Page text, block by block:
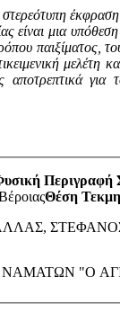
είναι μια
παιξίματος,
μελέτη
αποτρεπτικά
Περιγραφή
Θέση
"Ο